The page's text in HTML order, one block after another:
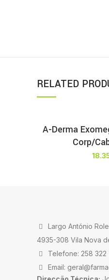
RELATED
A-Derma
Corp/
Largo António
4935-308 Vila Nova
Telefone: 258 322
Email: